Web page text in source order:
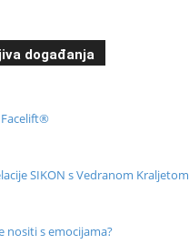
događanja
Facelift®
SIKON s Vedranom Kraljetom
nositi s emocijama?